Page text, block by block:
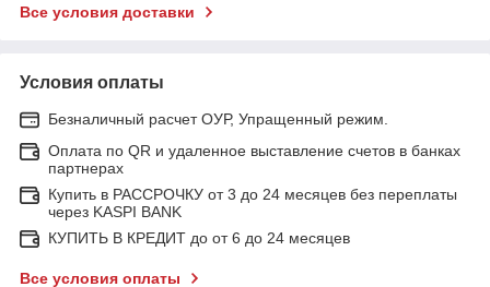
Все условия доставки
Условия оплаты
Безналичный расчет ОУР, Упращенный режим.
Оплата по QR и удаленное выставление счетов в банках
партнерах
Купить в РАССРОЧКУ от 3 до 24 месяцев без переплаты
через KASPI BANK
КУПИТЬ В КРЕДИТ до от 6 до 24 месяцев
Все условия оплаты